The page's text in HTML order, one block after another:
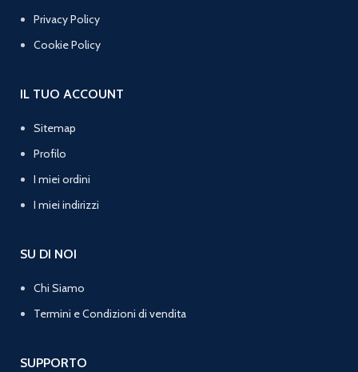
Privacy Policy
Cookie Policy
IL TUO ACCOUNT
Sitemap
Profilo
I miei ordini
I miei indirizzi
SU DI NOI
Chi Siamo
Termini e Condizioni di vendita
SUPPORTO